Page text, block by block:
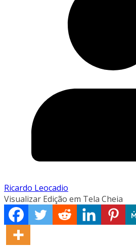
Ricardo Leocadio
Visualizar Edição em Tela Cheia